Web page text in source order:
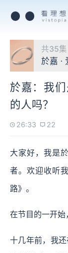
共35集
於嘉 ·
於嘉：我
的人吗？
26:33 22
大家好，我是
者。欢迎收听
路》。
在节目的一开始
十几年前，我